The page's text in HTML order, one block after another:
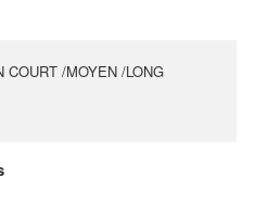
COURT /MOYEN /LONG